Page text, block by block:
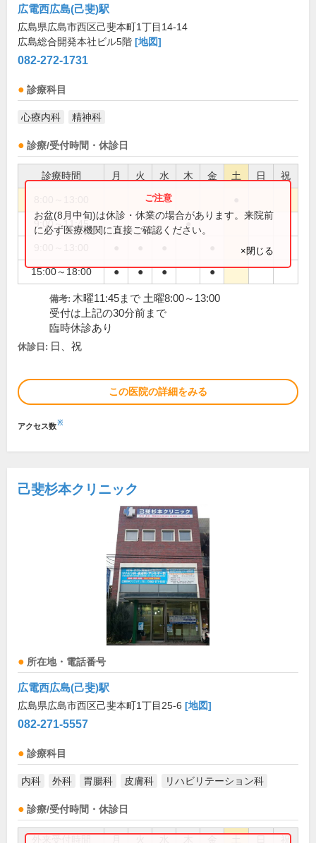
広電西広島(己斐)駅
広島県広島市西区己斐本町1丁目14-14
広島総合開発本社ビル5階 [地図]
082-272-1731
診療科目
心療内科 精神科
診療/受付時間・休診日
診療時間 月 火 水 木 金 土 日 祝
9:00～11:45 ●
15:00～18:00 ● ● ● ●
お盆(8月中旬)は休診・休業の場合があります。来院前
に必ず医療機関に直接ご確認ください。
×閉じる
備考: 木曜11:45まで 土曜8:00～13:00
受付は上記の30分前まで
臨時休診あり
休診日: 日、祝
この医院の詳細をみる
アクセス数※
己斐杉本クリニック
所在地・電話番号
広電西広島(己斐)駅
広島県広島市西区己斐本町1丁目25-6 [地図]
082-271-5557
診療科目
内科 外科 胃腸科 皮膚科 リハビリテーション科
診療/受付時間・休診日
祝